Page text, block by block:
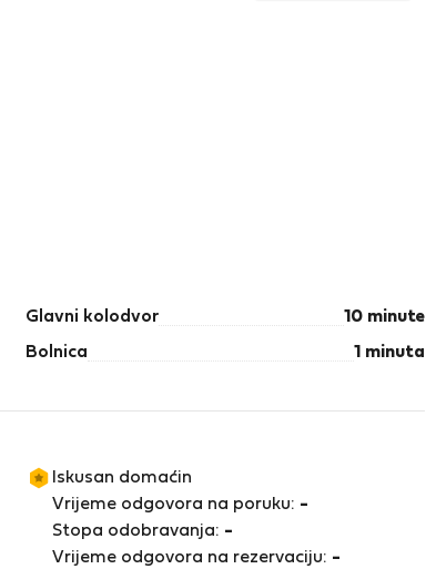
Glavni kolodvor 10 minute
Bolnica 1 minuta
Iskusan domaćin
Vrijeme odgovora na poruku: -
Stopa odobravanja: -
Vrijeme odgovora na rezervaciju: -